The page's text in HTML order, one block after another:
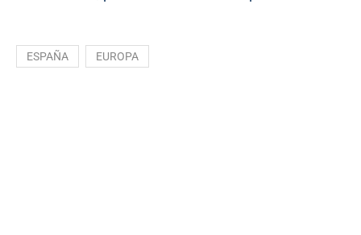
ESPAÑA EUROPA